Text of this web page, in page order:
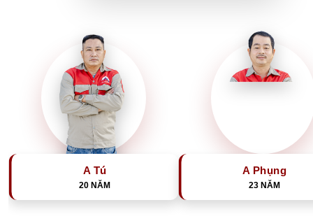
A Tú
20 NĂM
A Phụng
23 NĂM